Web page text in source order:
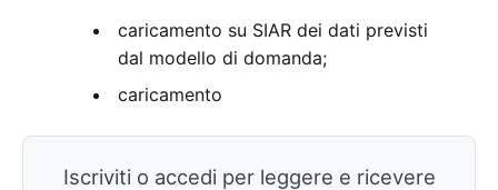
caricamento su SIAR dei dati previsti
dal modello di domanda;
caricamento
Iscriviti o accedi per leggere e ricevere